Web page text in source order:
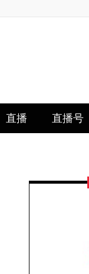
直播 直播号